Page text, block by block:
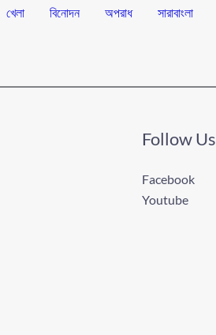
খেলা বিনোদন অপরাধ সারাবাংলা
Follow Us
Facebook
Youtube